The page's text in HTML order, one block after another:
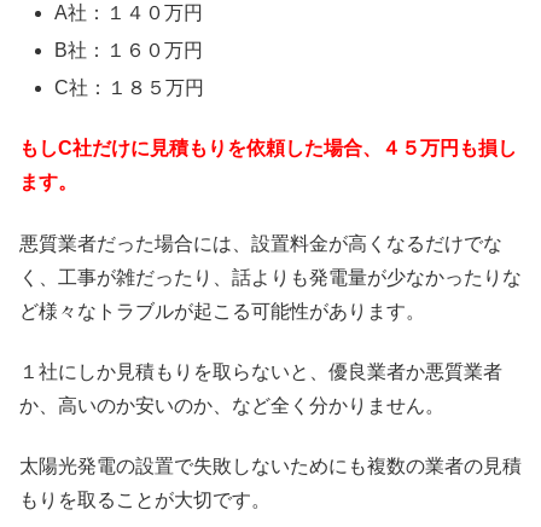
A社：１４０万円
B社：１６０万円
C社：１８５万円
もしC社だけに見積もりを依頼した場合、４５万円も損し
ます。
悪質業者だった場合には、設置料金が高くなるだけでな
く、工事が雑だったり、話よりも発電量が少なかったりな
ど様々なトラブルが起こる可能性があります。
１社にしか見積もりを取らないと、優良業者か悪質業者
か、高いのか安いのか、など全く分かりません。
太陽光発電の設置で失敗しないためにも複数の業者の見積
もりを取ることが大切です。